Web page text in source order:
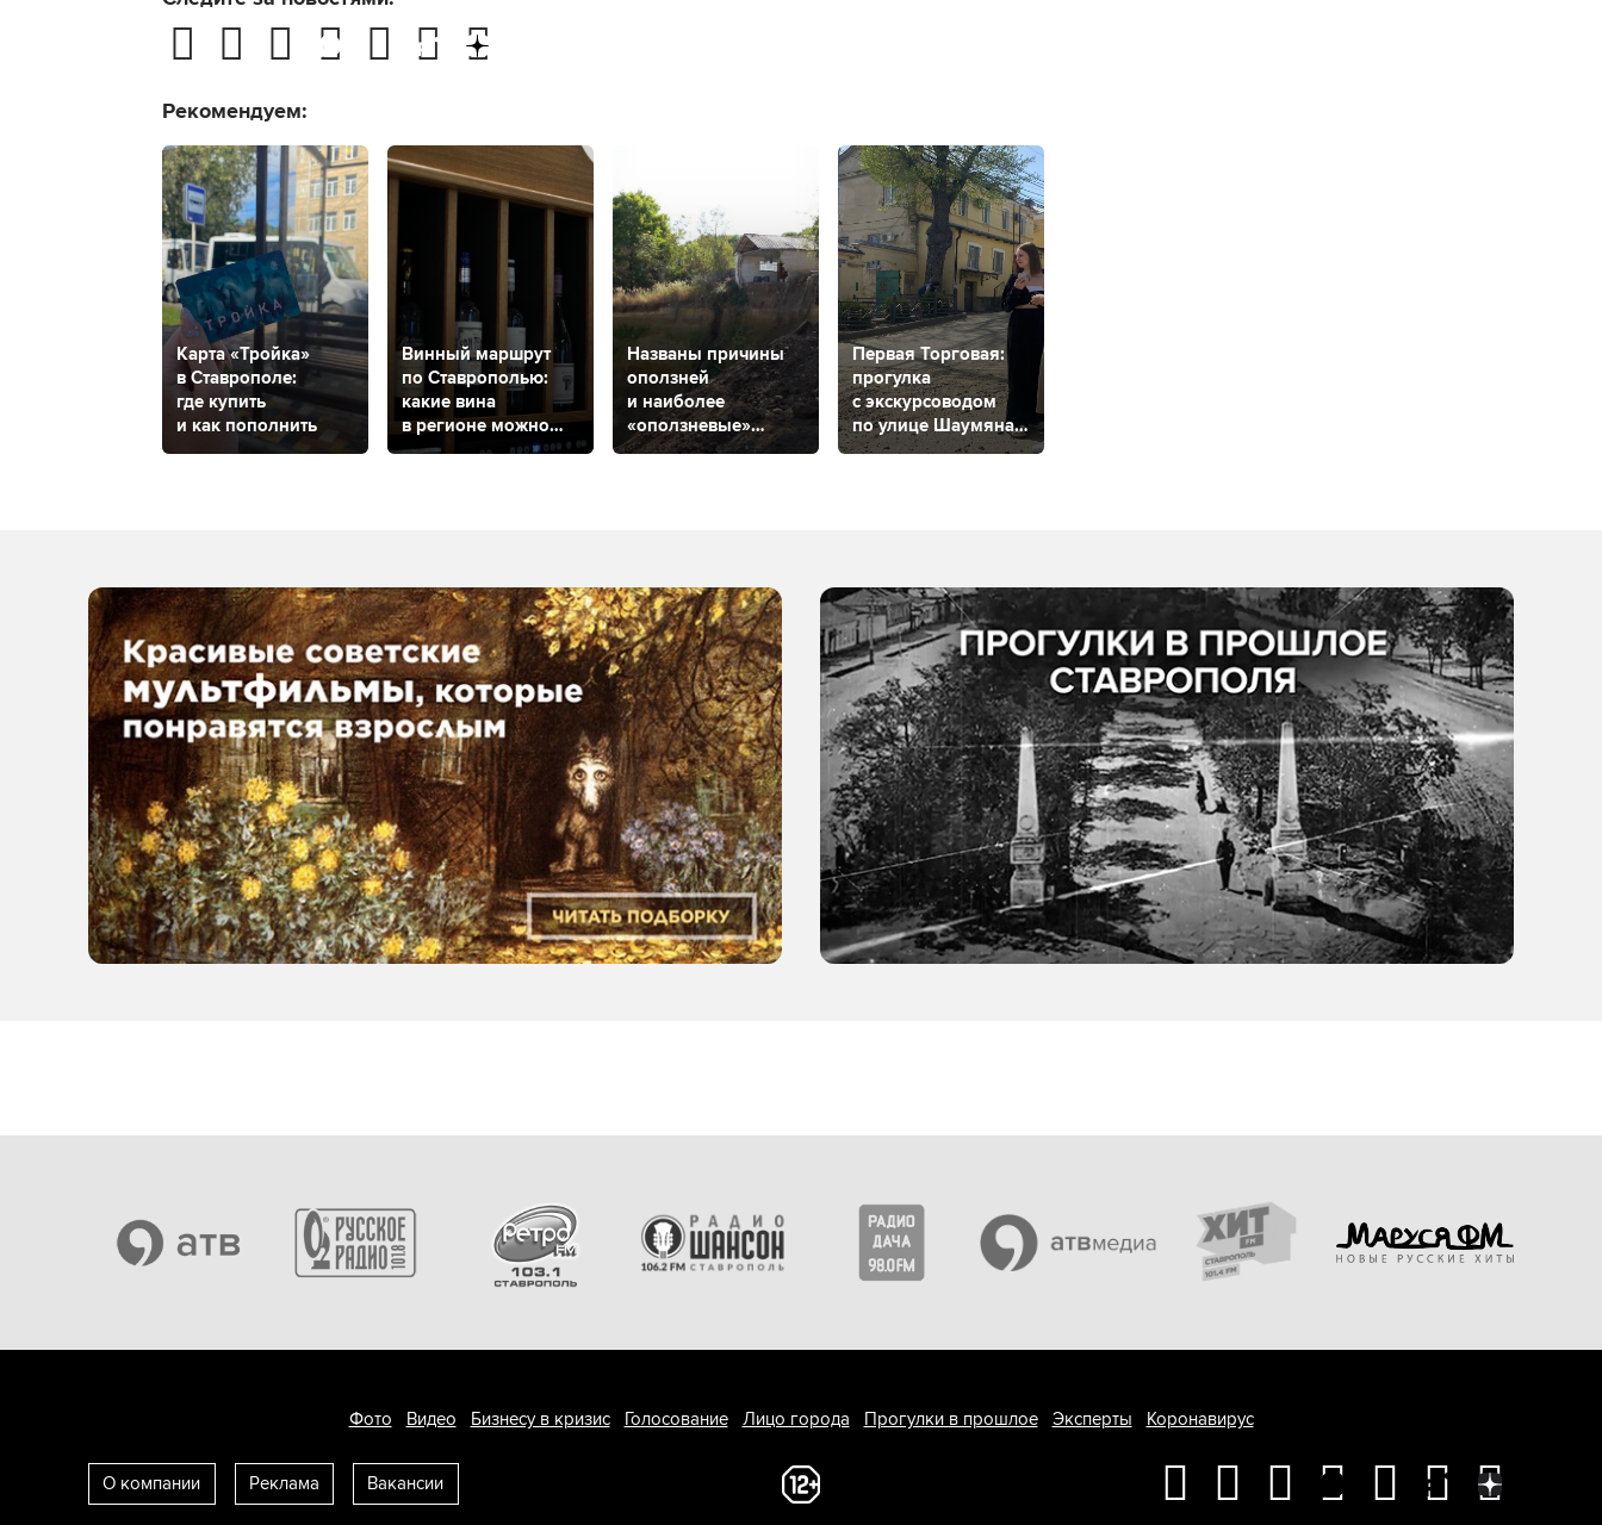
Рекомендуем:
Карта «Тройка»
в Ставрополе:
где купить
и как пополнить
Винный маршрут
по Ставрополью:
какие вина
в регионе можно
попробовать
Названы причины
оползней
и наиболее
«оползневые»
районы
Первая Торговая:
прогулка
с экскурсоводом
по улице Шаумяна
в Ставрополе
Фото Видео Бизнесу в кризис Голосование Лицо города Прогулки в прошлое Эксперты Коронавирус
О компании Реклама Вакансии